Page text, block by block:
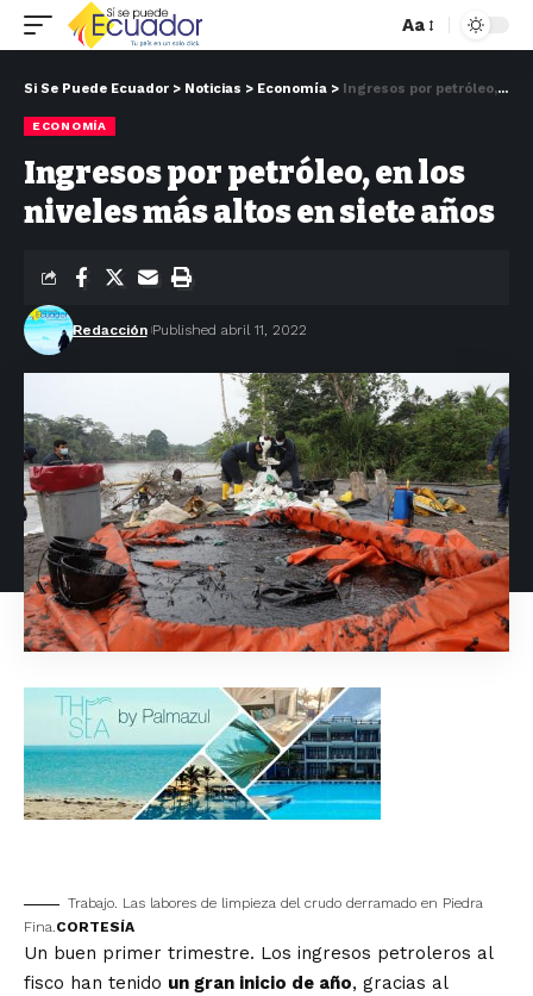
Aa
Si Se Puede Ecuador > Noticias > Economía > Ingresos por petróleo, en los niveles más altos en siete años
ECONOMÍA
Ingresos por petróleo, en los
niveles más altos en siete años
Redacción Published abril 11, 2022
Trabajo. Las labores de limpieza del crudo derramado en Piedra
Fina.CORTESÍA
Un buen primer trimestre. Los ingresos petroleros al
fisco han tenido un gran inicio de año, gracias al